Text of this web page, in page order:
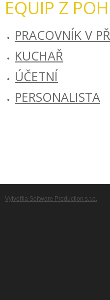
EQUIP Z
PRACOVNÍK V
KUCHAŘ
ÚČETNÍ
PERSONALISTA
Vytvořila Software Production s.r.o.